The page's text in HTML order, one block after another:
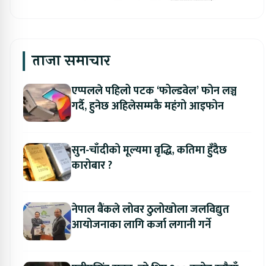
ताजा समाचार
एप्पलले पहिलो पटक ‘फोल्डवेल’ फोन लञ्च
गर्दै, हुनेछ अहिलेसम्मकै महंगो आइफोन
सुन-चाँदीको मूल्यमा वृद्धि, कतिमा हुँदैछ
कारोबार ?
नेपाल बैंकले लोवर ठुलोखोला जलविद्युत
आयोजनाका लागि कर्जा लगानी गर्ने